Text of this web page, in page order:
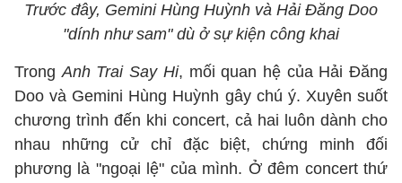
Trước đây, Gemini Hùng Huỳnh và Hải Đăng Doo
"dính như sam" dù ở sự kiện công khai
TrongAnh Trai Say Hi, mối quan hệ của Hải Đăng
Doo và Gemini Hùng Huỳnh gây chú ý. Xuyên suốt
chương trình đến khi concert, cả hai luôn dành cho
nhau những cử chỉ đặc biệt, chứng minh đối
phương là "ngoại lệ" của mình. Ở đêm concert thứ